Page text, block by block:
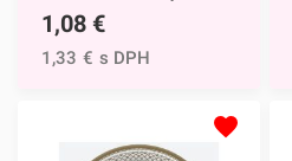
nápoje. Vďaka ich
elegantnému zdobeniu
poháre majú nepochybne
1,08 €
1,33 € s DPH